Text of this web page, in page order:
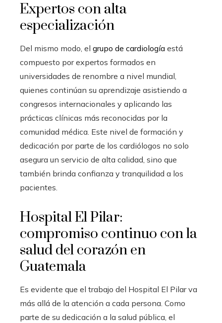
Expertos con alta
especialización
Del mismo modo, el grupo de cardiología está
compuesto por expertos formados en
universidades de renombre a nivel mundial,
quienes continúan su aprendizaje asistiendo a
congresos internacionales y aplicando las
prácticas clínicas más reconocidas por la
comunidad médica. Este nivel de formación y
dedicación por parte de los cardiólogos no solo
asegura un servicio de alta calidad, sino que
también brinda confianza y tranquilidad a los
pacientes.
Hospital El Pilar:
compromiso continuo con la
salud del corazón en
Guatemala
Es evidente que el trabajo del Hospital El Pilar va
más allá de la atención a cada persona. Como
parte de su dedicación a la salud pública, el